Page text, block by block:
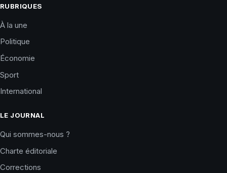
RUBRIQUES
À la une
Politique
Économie
Sport
International
LE JOURNAL
Qui sommes-nous ?
Charte éditoriale
Corrections